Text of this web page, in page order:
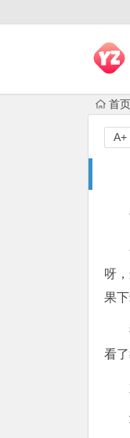
首页
A+
呀
果
看